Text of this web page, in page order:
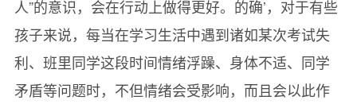
15.读出《论语》中的智慧
16.能力，在活动中振翅高翔
17.我特懊悔，为什么没有举手呢？
18.与孩子互换角色
人”的意识，会在行动上做得更好。的确’，对于有些
孩子来说，每当在学习生活中遇到诸如某次考试失
利、班里同学这段时间情绪浮躁、身体不适、同学
矛盾等问题时，不但情绪会受影响，而且会以此作